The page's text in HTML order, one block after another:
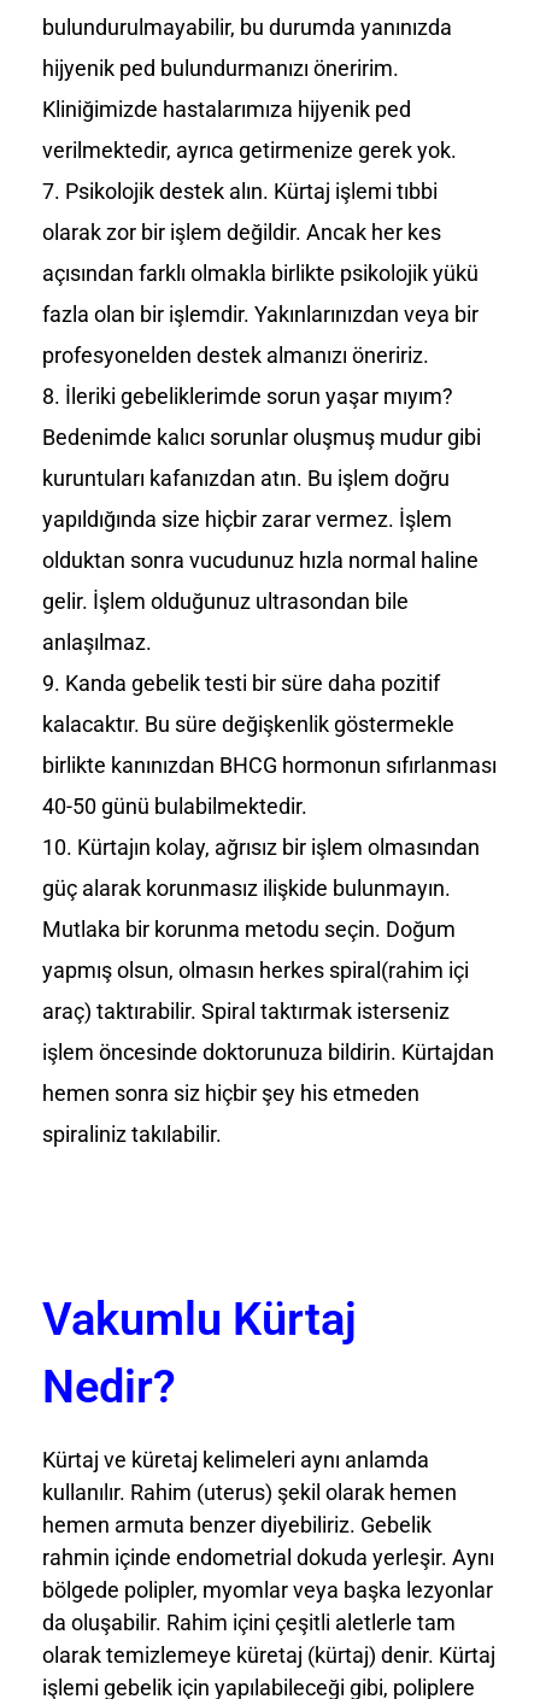
bulundurulmayabilir, bu durumda yanınızda
hijyenik ped bulundurmanızı öneririm.
Kliniğimizde hastalarımıza hijyenik ped
verilmektedir, ayrıca getirmenize gerek yok.
Psikolojik destek alın. Kürtaj işlemi tıbbi
olarak zor bir işlem değildir. Ancak her kes
açısından farklı olmakla birlikte psikolojik yükü
fazla olan bir işlemdir. Yakınlarınızdan veya bir
profesyonelden destek almanızı öneririz.
İleriki gebeliklerimde sorun yaşar mıyım?
Bedenimde kalıcı sorunlar oluşmuş mudur gibi
kuruntuları kafanızdan atın. Bu işlem doğru
yapıldığında size hiçbir zarar vermez. İşlem
olduktan sonra vucudunuz hızla normal haline
gelir. İşlem olduğunuz ultrasondan bile
anlaşılmaz.
Kanda gebelik testi bir süre daha pozitif
kalacaktır. Bu süre değişkenlik göstermekle
birlikte kanınızdan BHCG hormonun sıfırlanması
40-50 günü bulabilmektedir.
Kürtajın kolay, ağrısız bir işlem olmasından
güç alarak korunmasız ilişkide bulunmayın.
Mutlaka bir korunma metodu seçin. Doğum
yapmış olsun, olmasın herkes spiral(rahim içi
araç) taktırabilir. Spiral taktırmak isterseniz
işlem öncesinde doktorunuza bildirin. Kürtajdan
hemen sonra siz hiçbir şey his etmeden
spiraliniz takılabilir.
Vakumlu Kürtaj
Nedir?
Kürtaj ve küretaj kelimeleri aynı anlamda
kullanılır. Rahim (uterus) şekil olarak hemen
hemen armuta benzer diyebiliriz. Gebelik
rahmin içinde endometrial dokuda yerleşir. Aynı
bölgede polipler, myomlar veya başka lezyonlar
da oluşabilir. Rahim içini çeşitli aletlerle tam
olarak temizlemeye küretaj (kürtaj) denir. Kürtaj
işlemi gebelik için yapılabileceği gibi, poliplere